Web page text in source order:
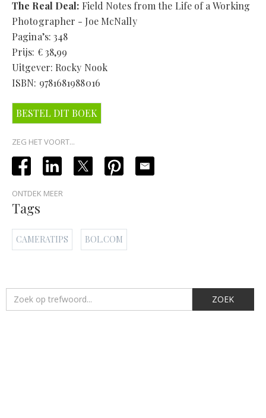
The Real Deal: Field Notes from the Life of a Working
Photographer - Joe McNally
Pagina’s: 348
Prijs: € 38,99
Uitgever: Rocky Nook
ISBN: 9781681988016
BESTEL DIT BOEK
ZEG HET VOORT...
ONTDEK MEER
Tags
CAMERATIPS BOL.COM